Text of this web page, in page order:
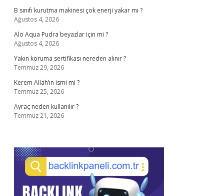
B sınıfı kurutma makinesi çok enerji yakar mı ?
Ağustos 4, 2026
Alo Aqua Pudra beyazlar için mi ?
Ağustos 4, 2026
Yakın koruma sertifikası nereden alınır ?
Temmuz 29, 2026
Kerem Allah’ın ismi mi ?
Temmuz 25, 2026
Ayraç neden kullanılır ?
Temmuz 21, 2026